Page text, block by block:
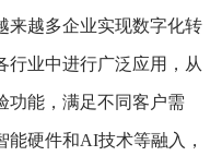
来越多企业实现数字化转
行业中进行广泛应用，从
功能，满足不同客户需
硬件和AI技术等融入，